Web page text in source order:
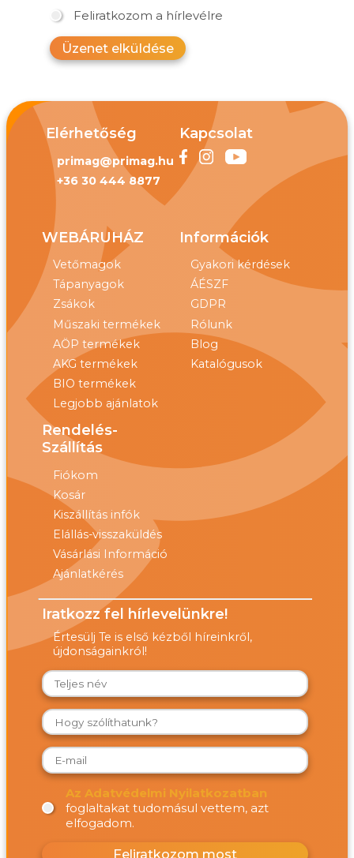
Feliratkozom a hírlevélre
Üzenet elküldése
Elérhetőség
primag@primag.hu
+36 30 444 8877
Kapcsolat
WEBÁRUHÁZ
Vetőmagok
Tápanyagok
Zsákok
Műszaki termékek
AÖP termékek
AKG termékek
BIO termékek
Legjobb ajánlatok
Információk
Gyakori kérdések
ÁÉSZF
GDPR
Rólunk
Blog
Katalógusok
Rendelés-
Szállítás
Fiókom
Kosár
Kiszállítás infók
Elállás-visszaküldés
Vásárlási Információ
Ajánlatkérés
Iratkozz fel hírlevelünkre!
Értesülj Te is első kézből híreinkről,
újdonságainkról!
Az Adatvédelmi Nyilatkozatban
foglaltakat tudomásul vettem, azt
elfogadom.
Feliratkozom most